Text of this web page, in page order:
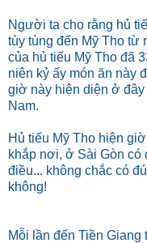
Người ta cho rằng hủ
tùy tùng đến Mỹ Tho từ
của hủ tiếu Mỹ Tho đã
niên kỷ ấy món ăn này
giờ này hiện diện ở
Nam.
Hủ tiếu Mỹ Tho hiện
khắp nơi, ở Sài Gòn có
điều... không chắc có
không!
Mỗi lần đến Tiền